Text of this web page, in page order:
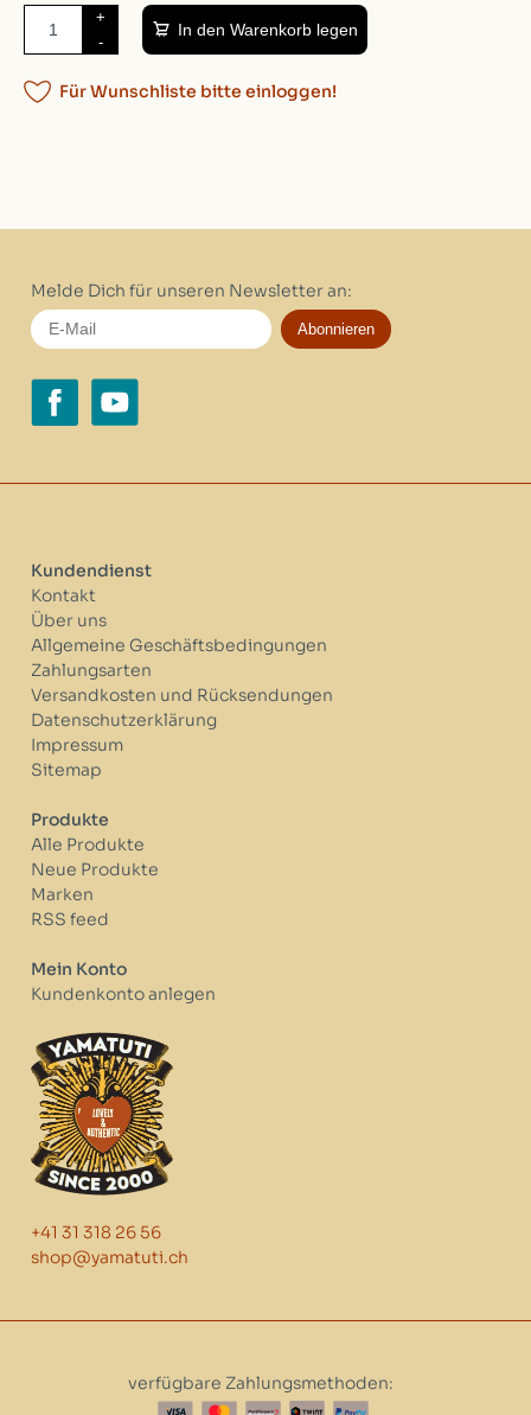
+
-
In den Warenkorb legen
Für Wunschliste bitte einloggen!
Melde Dich für unseren Newsletter an:
Abonnieren
Kundendienst
Kontakt
Über uns
Allgemeine Geschäftsbedingungen
Zahlungsarten
Versandkosten und Rücksendungen
Datenschutzerklärung
Impressum
Sitemap
Produkte
Alle Produkte
Neue Produkte
Marken
RSS feed
Mein Konto
Kundenkonto anlegen
+41 31 318 26 56
shop@yamatuti.ch
verfügbare Zahlungsmethoden: